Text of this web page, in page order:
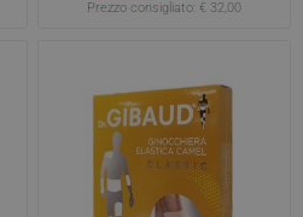
Prezzo consigliato: € 32,00